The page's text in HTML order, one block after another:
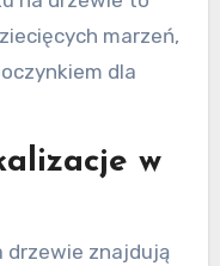
marzeń,
dla
w
drzewie znajdują